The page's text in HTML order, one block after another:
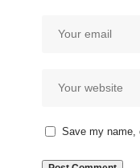
Save my name,